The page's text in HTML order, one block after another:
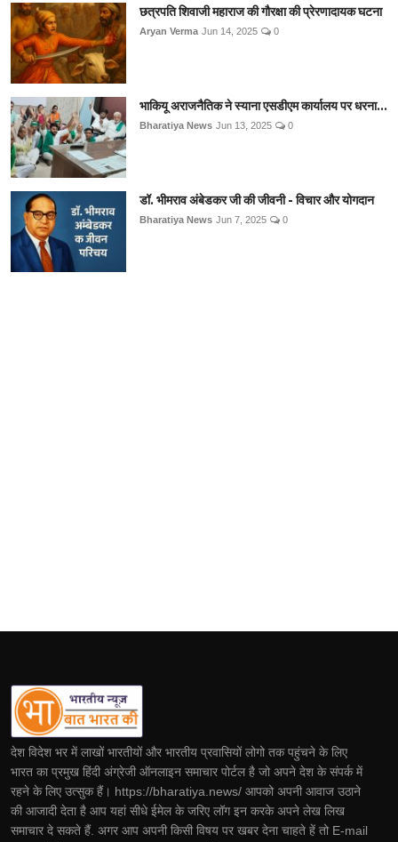
छत्रपति शिवाजी महाराज की गौरक्षा की प्रेरणादायक घटना
Aryan Verma Jun 14, 2025 0
भाकियू अराजनैतिक ने स्याना एसडीएम कार्यालय पर धरना...
Bharatiya News Jun 13, 2025 0
डॉ. भीमराव अंबेडकर जी की जीवनी - विचार और योगदान
Bharatiya News Jun 7, 2025 0
देश विदेश भर में लाखों भारतीयों और भारतीय प्रवासियों लोगो तक पहुंचने के लिए
भारत का प्रमुख हिंदी अंग्रेजी ऑनलाइन समाचार पोर्टल है जो अपने देश के संपर्क में
रहने के लिए उत्सुक हैं। https://bharatiya.news/ आपको अपनी आवाज उठाने
की आजादी देता है आप यहां सीधे ईमेल के जरिए लॉग इन करके अपने लेख लिख
समाचार दे सकते हैं. अगर आप अपनी किसी विषय पर खबर देना चाहते हें तो E-mail